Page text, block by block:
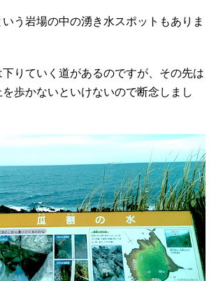
う岩場の中の湧き水スポットもありま
りていく道があるのですが、その先は
歩かないといけないので断念しまし